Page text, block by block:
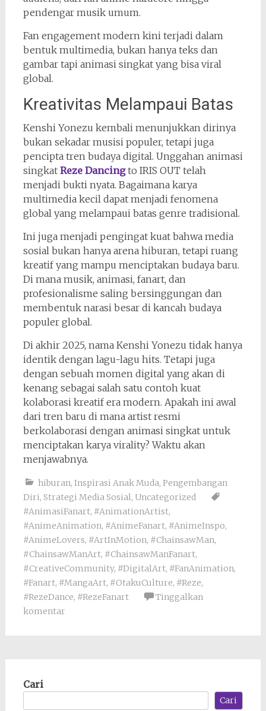
pendengar musik umum.
Fan engagement modern kini terjadi dalam
bentuk multimedia, bukan hanya teks dan
gambar tapi animasi singkat yang bisa viral
global.
Kreativitas Melampaui Batas
Kenshi Yonezu kembali menunjukkan dirinya
bukan sekadar musisi populer, tetapi juga
pencipta tren budaya digital. Unggahan animasi
singkat Reze Dancingto IRIS OUT telah
menjadi bukti nyata. Bagaimana karya
multimedia kecil dapat menjadi fenomena
global yang melampaui batas genre tradisional.
Ini juga menjadi pengingat kuat bahwa media
sosial bukan hanya arena hiburan, tetapi ruang
kreatif yang mampu menciptakan budaya baru.
Di mana musik, animasi, fanart, dan
profesionalisme saling bersinggungan dan
membentuk narasi besar di kancah budaya
populer global.
Di akhir 2025, nama Kenshi Yonezu tidak hanya
identik dengan lagu-lagu hits. Tetapi juga
dengan sebuah momen digital yang akan di
kenang sebagai salah satu contoh kuat
kolaborasi kreatif era modern. Apakah ini awal
dari tren baru di mana artist resmi
berkolaborasi dengan animasi singkat untuk
menciptakan karya virality? Waktu akan
menjawabnya.
hiburan, Inspirasi Anak Muda, Pengembangan
Diri, Strategi Media Sosial, Uncategorized
#AnimasiFanart, #AnimationArtist,
#AnimeAnimation, #AnimeFanart, #AnimeInspo,
#AnimeLovers, #ArtInMotion, #ChainsawMan,
#ChainsawManArt, #ChainsawManFanart,
#CreativeCommunity, #DigitalArt, #FanAnimation,
#Fanart, #MangaArt, #OtakuCulture, #Reze,
#RezeDance, #RezeFanart
Tinggalkan
komentar
Cari
Cari